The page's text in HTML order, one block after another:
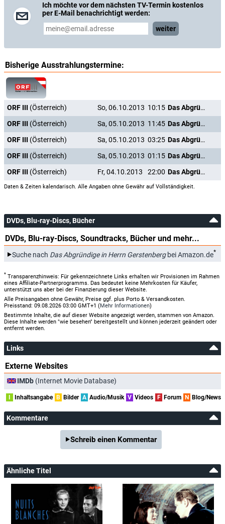
Ich möchte vor dem nächsten TV-Termin kostenlos
per E-Mail benachrichtigt werden:
weiter
Bisherige Ausstrahlungstermine:
ORF III (Österreich) So, 06.10.2013 10:15
Das Abgründige in Herrn Gerstenberg
ORF III (Österreich) Sa, 05.10.2013 11:45
Das Abgründige in Herrn Gerstenberg
ORF III (Österreich) Sa, 05.10.2013 03:25
Das Abgründige in Herrn Gerstenberg
ORF III (Österreich) Sa, 05.10.2013 01:15
Das Abgründige in Herrn Gerstenberg
ORF III (Österreich) Fr, 04.10.2013 22:00 Das Abgründige in Herrn Gerstenberg
Daten & Zeiten kalendarisch. Alle Angaben ohne Gewähr auf Vollständigkeit.
DVDs, Blu-ray-Discs, Bücher
DVDs, Blu-ray-Discs, Soundtracks, Bücher und mehr...
Suche nach Das Abgründige in Herrn Gerstenbergbei Amazon.de*
* Transparenzhinweis: Für gekennzeichnete Links erhalten wir Provisionen im Rahmen
eines Affiliate-Partnerprogramms. Das bedeutet keine Mehrkosten für Käufer,
unterstützt uns aber bei der Finanzierung dieser Website.
Alle Preisangaben ohne Gewähr, Preise ggf. plus Porto & Versandkosten.
Preisstand: 09.08.2026 03:00 GMT+1 (Mehr Informationen)
Bestimmte Inhalte, die auf dieser Website angezeigt werden, stammen von Amazon.
Diese Inhalte werden "wie besehen" bereitgestellt und können jederzeit geändert oder
entfernt werden.
Links
Externe Websites
IMDb (Internet Movie Database)
I Inhaltsangabe B Bilder A Audio/Musik V Videos F Forum N Blog/News
Kommentare
Schreib einen Kommentar
Ähnliche Titel